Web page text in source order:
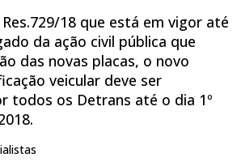
18 que está em vigor até
da ação civil pública que
das novas placas, o novo
veicular deve ser
todos os Detrans até o dia 1º